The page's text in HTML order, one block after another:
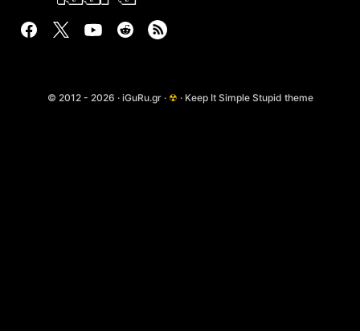
© 2012 - 2026 · iGuRu.gr · ☢ · Keep It Simple Stupid theme